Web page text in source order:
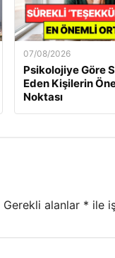
07/08/2026
Psikolojiye Göre
Eden Kişilerin
Noktası
Gerekli alanlar * ile